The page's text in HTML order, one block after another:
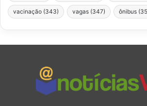
vacinação (343) vagas (347) ônibus